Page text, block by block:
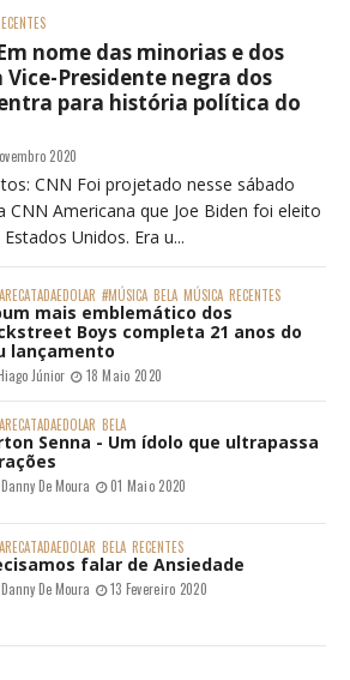
nome das minorias e dos
Presidente negra dos
para história política do
2020
CNN Foi projetado nesse sábado
CNN Americana que Joe Biden foi eleito
Unidos. Era u...
#MÚSICA BELA MÚSICA RECENTES
mais emblemático dos
Boys completa 21 anos do
lançamento
Júnior 18 Maio 2020
BELA
Senna - Um ídolo que ultrapassa
Danny De Moura 01 Maio 2020
BELA RECENTES
falar de Ansiedade
Danny De Moura 13 Fevereiro 2020